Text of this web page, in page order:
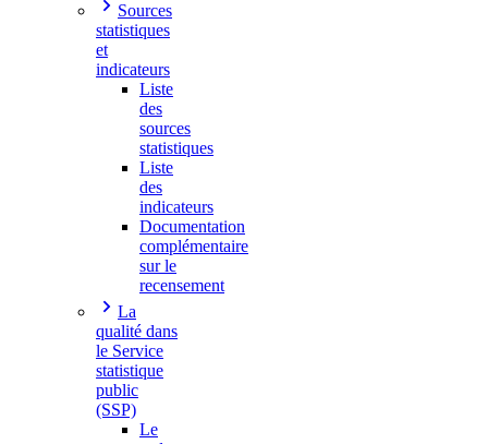
Sources
statistiques
et
indicateurs
Liste
des
sources
statistiques
Liste
des
indicateurs
Documentation
complémentaire
sur le
recensement
La
qualité dans
le Service
statistique
public
(SSP)
Le